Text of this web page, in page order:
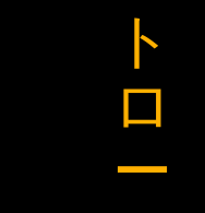
ト
ロ
ー